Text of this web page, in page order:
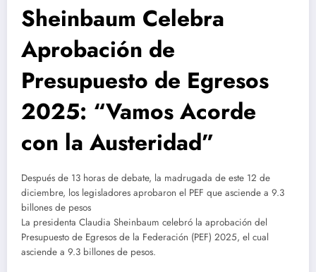
Sheinbaum Celebra
Aprobación de
Presupuesto de Egresos
2025: “Vamos Acorde
con la Austeridad”
Después de 13 horas de debate, la madrugada de este 12 de
diciembre, los legisladores aprobaron el PEF que asciende a 9.3
billones de pesos
La presidenta Claudia Sheinbaum celebró la aprobación del
Presupuesto de Egresos de la Federación (PEF) 2025, el cual
asciende a 9.3 billones de pesos.